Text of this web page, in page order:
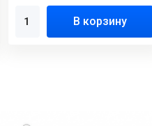
В корзину